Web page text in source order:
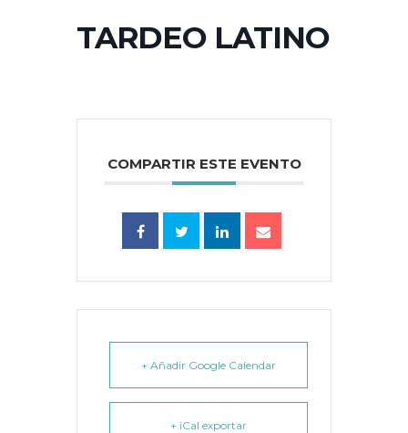
TARDEO LATINO
COMPARTIR ESTE EVENTO
+ Añadir Google Calendar
+ iCal exportar